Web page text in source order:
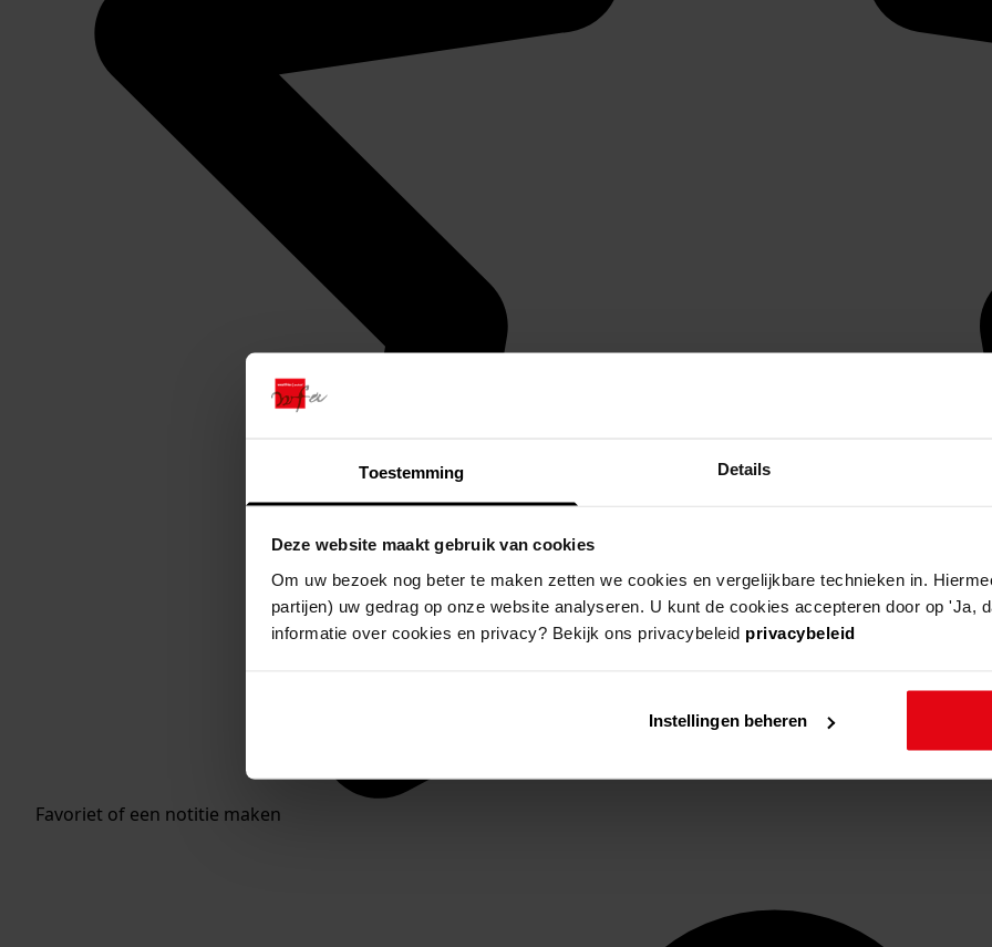
Toestemming Details
Deze website maakt gebruik van cookies
Om uw bezoek nog beter te maken zetten we cookies en vergelijkbare technieken in.
partijen) uw gedrag op onze website analyseren. U kunt de cookies accepteren door op 'Ja,
informatie over cookies en privacy? Bekijk ons privacybeleid privacybeleid
Instellingen beheren
Favoriet of een notitie maken